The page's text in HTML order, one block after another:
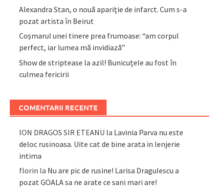
Alexandra Stan, o nouă apariție de infarct. Cum s-a
pozat artista în Beirut
Coșmarul unei tinere prea frumoase: “am corpul
perfect, iar lumea mă invidiază”
Show de striptease la azil! Bunicuțele au fost în
culmea fericirii
COMENTARII RECENTE
ION DRAGOS SIR ETEANU la Lavinia Parva nu este
deloc rusinoasa. Uite cat de bine arata in lenjerie
intima
florin la Nu are pic de rusine! Larisa Dragulescu a
pozat GOALA sa ne arate ce sani mari are!